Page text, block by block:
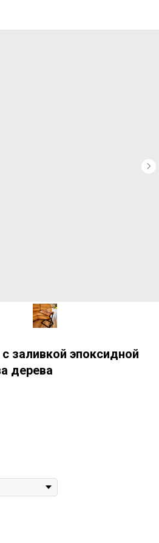
заливкой эпоксидной
дерева